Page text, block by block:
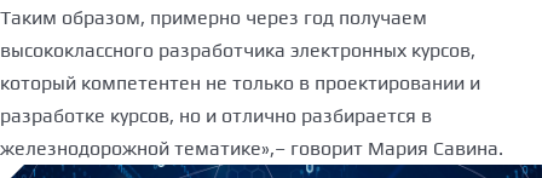
Таким образом, примерно через год получаем
высококлассного разработчика электронных курсов,
который компетентен не только в проектировании и
разработке курсов, но и отлично разбирается в
железнодорожной тематике»,– говорит Мария Савина.